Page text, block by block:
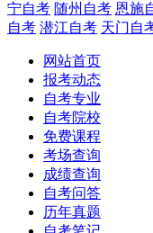
宁自考 随州自考 恩施
自考 潜江自考 天门自
网站首页
报考动态
自考专业
自考院校
免费课程
考场查询
成绩查询
自考问答
历年真题